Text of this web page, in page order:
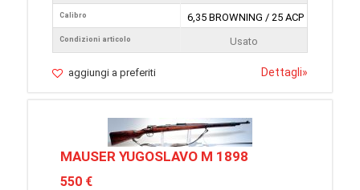
Calibro
Condizioni articolo
6,35 BROWNING / 25 ACP
Usato
aggiungi a preferiti Dettagli»
MAUSER YUGOSLAVO M 1898
550 €